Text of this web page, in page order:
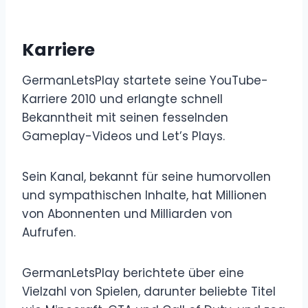
Karriere
GermanLetsPlay startete seine YouTube-
Karriere 2010 und erlangte schnell
Bekanntheit mit seinen fesselnden
Gameplay-Videos und Let’s Plays.
Sein Kanal, bekannt für seine humorvollen
und sympathischen Inhalte, hat Millionen
von Abonnenten und Milliarden von
Aufrufen.
GermanLetsPlay berichtete über eine
Vielzahl von Spielen, darunter beliebte Titel